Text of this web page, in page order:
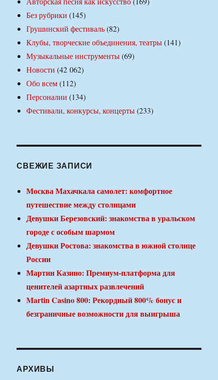
Без рубрики (145)
Грушинский фестиваль(82)
Клубы, творческие объединения, театры(141)
Музыкальные инструменты(69)
Новости (42 062)
Обо всем(112)
Персоналии (134)
Фестивали, конкурсы, концерты(233)
СВЕЖИЕ ЗАПИСИ
Москва Махачкала самолет: комфортное
путешествие между столицами
Девушки Березовский: знакомства в уральском
городе с особым шармом
Девушки Ростова: знакомства в южной столице
России
Мартин Казино: Премиум-платформа для
ценителей азартных развлечений
Martin Casino 800: Рекордный 800% бонус и
безграничные возможности для выигрыша
АРХИВЫ